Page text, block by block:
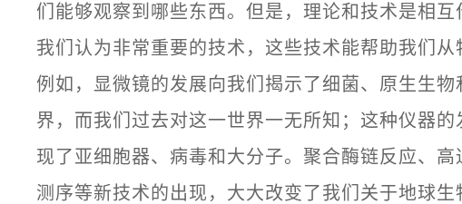
们能够观察到哪些东西。但是，理论和技术是相
我们认为非常重要的技术，这些技术能帮助我们从
例如，显微镜的发展向我们揭示了细菌、原生生
界，而我们过去对这一世界一无所知；这种仪器
现了亚细胞器、病毒和大分子。聚合酶链反应、
测序等新技术的出现，大大改变了我们关于地球